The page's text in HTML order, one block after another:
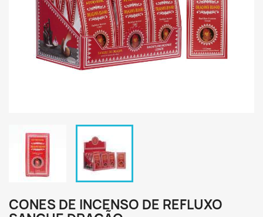
CONES DE INCENSO DE REFLUXO